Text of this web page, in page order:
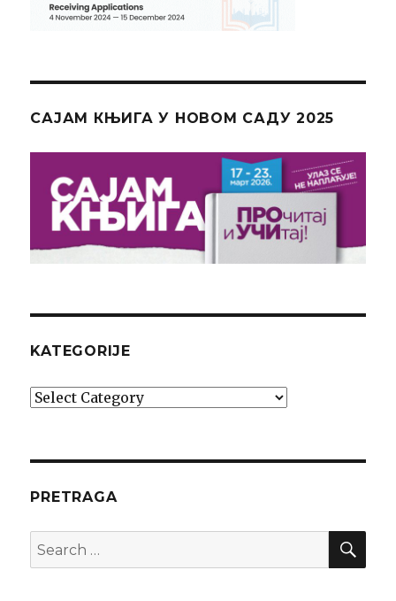
САЈАМ КЊИГА У НОВОМ САДУ 2025
KATEGORIJE
Kategorije
PRETRAGA
Search
for: